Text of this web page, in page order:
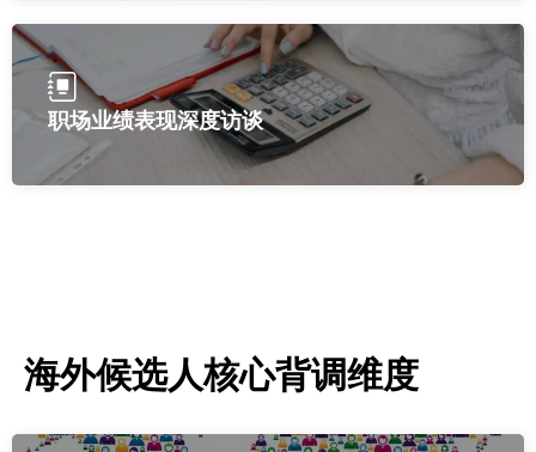
职场业绩表现深度访谈
海外候选人核心背调维度